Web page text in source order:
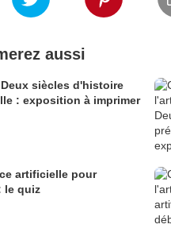
aussi
siècles d'histoire
: exposition à imprimer
artificielle pour
le quiz